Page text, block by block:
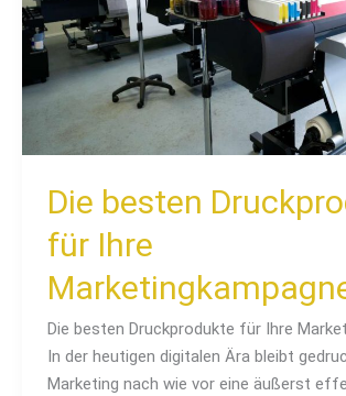
Die besten
für Ihre
Die besten Druckprodukte für Ihre
In der heutigen digitalen Ära bleibt
Marketing nach wie vor eine äußerst